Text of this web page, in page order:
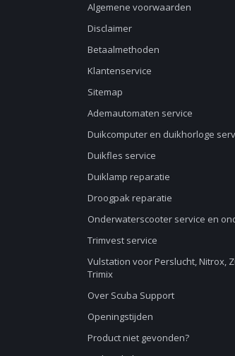
Algemene voorwaarden
Disclaimer
Betaalmethoden
Klantenservice
Sitemap
Ademautomaten service
Duikcomputer en duikhorloge
Duikfles service
Duiklamp reparatie
Droogpak reparatie
Onderwaterscooter service en
Trimvest service
Vulstation voor Perslucht, Nitrox,
Trimix
Over Scuba Support
Openingstijden
Product niet gevonden?